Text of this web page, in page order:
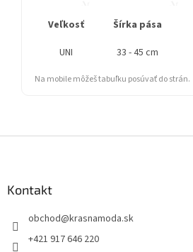
Veľkosť Šírka pása
UNI
33 - 45 cm
Na mobile môžeš tabuľku posúvať do strán.
Kontakt
obchod@krasnamoda.sk
+421 917 646 220